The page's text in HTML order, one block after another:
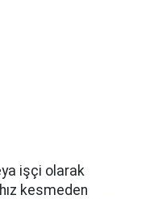
işçi olarak
kesmeden